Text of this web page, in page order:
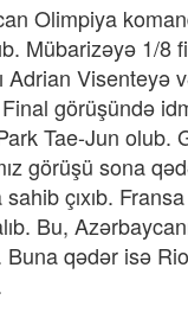
Olimpiya
Mübarizəyə 1/8
Adrian Visenteyə
görüşündə
Tae-Jun olub.
görüşü sona
sahib çıxıb.
Bu,
Buna qədər isə